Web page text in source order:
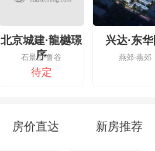
北京城建·龍樾璟
序
石景山-鲁谷
待定
兴达·东
燕郊-燕郊
房价直达 新房推荐